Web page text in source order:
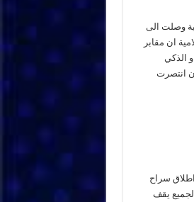
وصلت الى
ان مقابر
الذكي
انتصرت
سراح
يقف